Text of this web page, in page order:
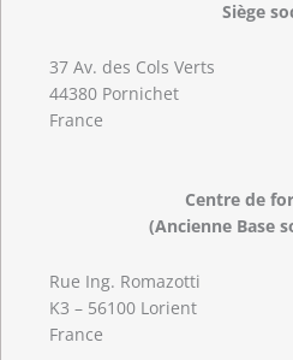
Siège
37 Av. des Cols Verts
44380 Pornichet
France
Centre de
(Ancienne Base
Rue Ing. Romazotti
K3 – 56100 Lorient
France